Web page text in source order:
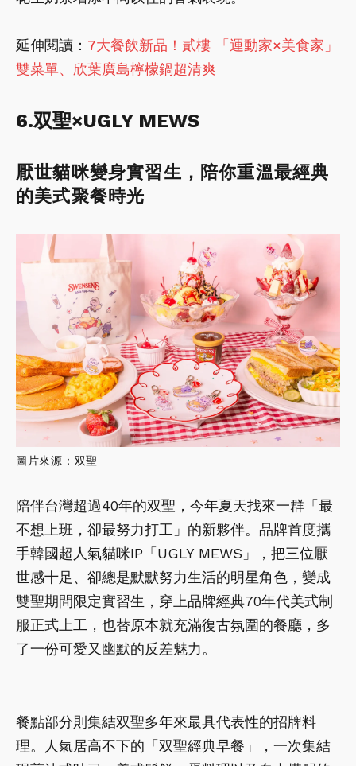
延伸閱讀： 7大餐飲新品！貳樓 「運動家×美食家」
雙菜單、欣葉廣島檸檬鍋超清爽
6.双聖×UGLY MEWS
厭世貓咪變身實習生，陪你重溫最經典
的美式聚餐時光
圖片來源：双聖
陪伴台灣超過40年的双聖，今年夏天找來一群「最
不想上班，卻最努力打工」的新夥伴。品牌首度攜
手韓國超人氣貓咪IP「UGLY MEWS」，把三位厭
世感十足、卻總是默默努力生活的明星角色，變成
雙聖期間限定實習生，穿上品牌經典70年代美式制
服正式上工，也替原本就充滿復古氛圍的餐廳，多
了一份可愛又幽默的反差魅力。
餐點部分則集結双聖多年來最具代表性的招牌料
理。人氣居高不下的「双聖經典早餐」，一次集結